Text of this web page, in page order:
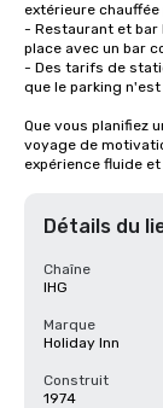
extérieure
- Restaurant et bar
place avec un bar
- Des tarifs de
que le parking
Que vous planifiez
voyage de
expérience fluide
Détails du
Chaîne
IHG
Marque
Holiday Inn
Construit
1974